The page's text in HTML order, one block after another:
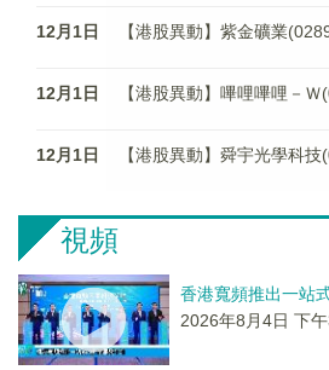
12月1日 【港股異動】紫金礦業
12月1日 【港股異動】嗶哩嗶哩－
12月1日 【港股異動】舜宇光學科
視頻
香港寬頻推出一站
2026年8月4日 下